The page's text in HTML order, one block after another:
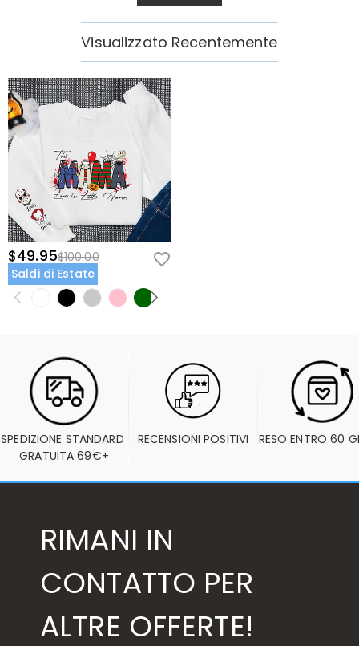
Visualizzato Recentemente
$49.95$100.00
Saldi di Estate
SPEDIZIONE STANDARD
GRATUITA 69€+
RECENSIONI POSITIVI RESO ENTRO 60
RIMANI IN
CONTATTO PER
ALTRE OFFERTE!